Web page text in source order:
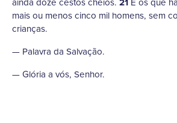
mais ou menos cinco mil homens, sem
crianças.
— Palavra da Salvação.
— Glória a vós, Senhor.